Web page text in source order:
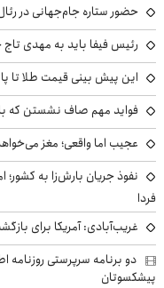
حضور ستاره جام‌جهانی در
رئیس فیفا باید به مهدی
این پیش بینی قیمت طلا تا پایان تابستان
فواید مهم صاف نشستن که
عجیب اما واقعی؛ مغز
فردا
غریب‌آبادی: آمریکا برای
دو برنامه سرپرستی روزنامه
پیشکسوتان